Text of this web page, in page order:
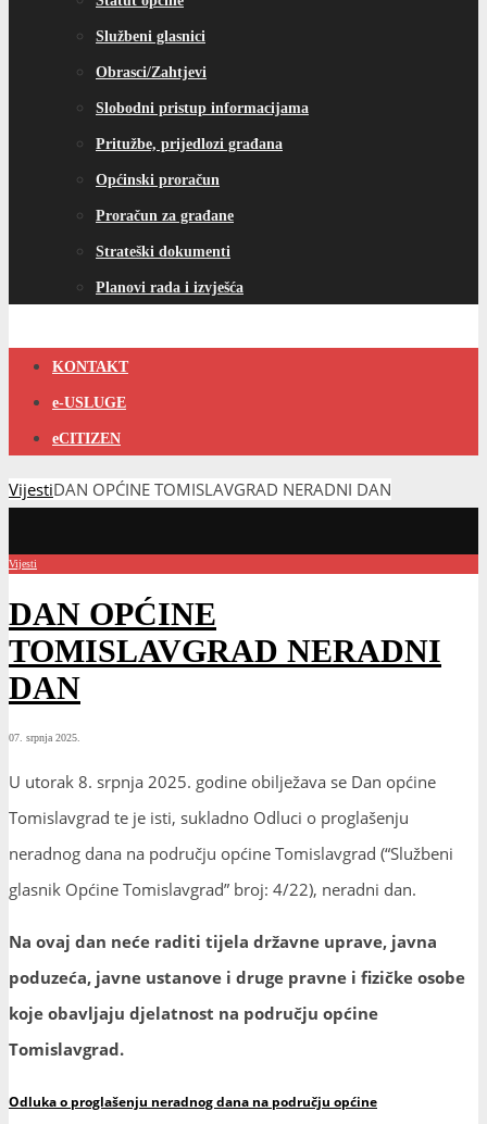
Službeni glasnici
Obrasci/Zahtjevi
Slobodni pristup informacijama
Pritužbe, prijedlozi građana
Općinski proračun
Proračun za građane
Strateški dokumenti
Planovi rada i izvješća
KONTAKT
e-USLUGE
eCITIZEN
VijestiDAN OPĆINE TOMISLAVGRAD NERADNI DAN
Vijesti
DAN OPĆINE
TOMISLAVGRAD NERADNI
DAN
07. srpnja 2025.
U utorak 8. srpnja 2025. godine obilježava se Dan općine
Tomislavgrad te je isti, sukladno Odluci o proglašenju
neradnog dana na području općine Tomislavgrad (“Službeni
glasnik Općine Tomislavgrad” broj: 4/22), neradni dan.
Na ovaj dan neće raditi tijela državne uprave, javna
poduzeća, javne ustanove i druge pravne i fizičke osobe
koje obavljaju djelatnost na području općine
Tomislavgrad.
Odluka o proglašenju neradnog dana na području općine